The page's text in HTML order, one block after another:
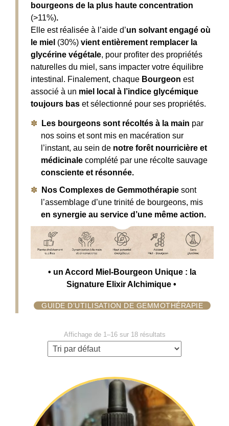
bourgeons de la plus haute concentration
(>11%).
Elle est réalisée à l’aide d’un solvant engagé où
le miel (30%) vient entièrement remplacer la
glycérine végétale, pour profiter des propriétés
naturelles du miel, sans impacter votre équilibre
intestinal. Finalement, chaque Bourgeon est
associé à un miel local à l’indice glycémique
toujours bas et sélectionné pour ses propriétés.
Les bourgeons sont récoltés à la main par
nos soins et sont mis en macération sur
l’instant, au sein de notre forêt nourricière et
médicinale complété par une récolte sauvage
consciente et résonnée.
Nos Complexes de Gemmothérapie sont
l’assemblage d’une trinité de bourgeons, mis
en synergie au service d’une même action.
• un Accord Miel-Bourgeon Unique : la
Signature Elixir Alchimique •
GUIDE D’UTILISATION DE GEMMOTHÉRAPIE
Affichage de 1–16 sur 18 résultats